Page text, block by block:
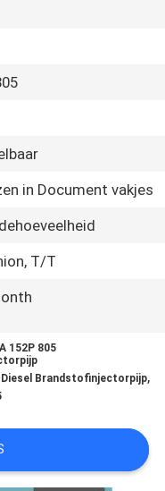
in Document vakjes
T/T
152P 805
Diesel Brandstofinjectorpijp,